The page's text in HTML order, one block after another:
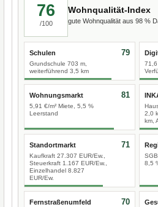
76
/100
Wohnqualität-Index
gute Wohnqualität aus 98 %
Schulen
Grundschule 703 m,
weiterführend 3,5 km
79
Wohnungsmarkt
5,91 €/m² Miete, 5,5 %
Leerstand
81
2,0
km,
Standortmarkt
Kaufkraft 27.307 EUR/Ew.,
Steuerkraft 1.167 EUR/Ew.,
Einzelhandel 8.827
EUR/Ew.
71
8,5
Fernstraßenumfeld 70